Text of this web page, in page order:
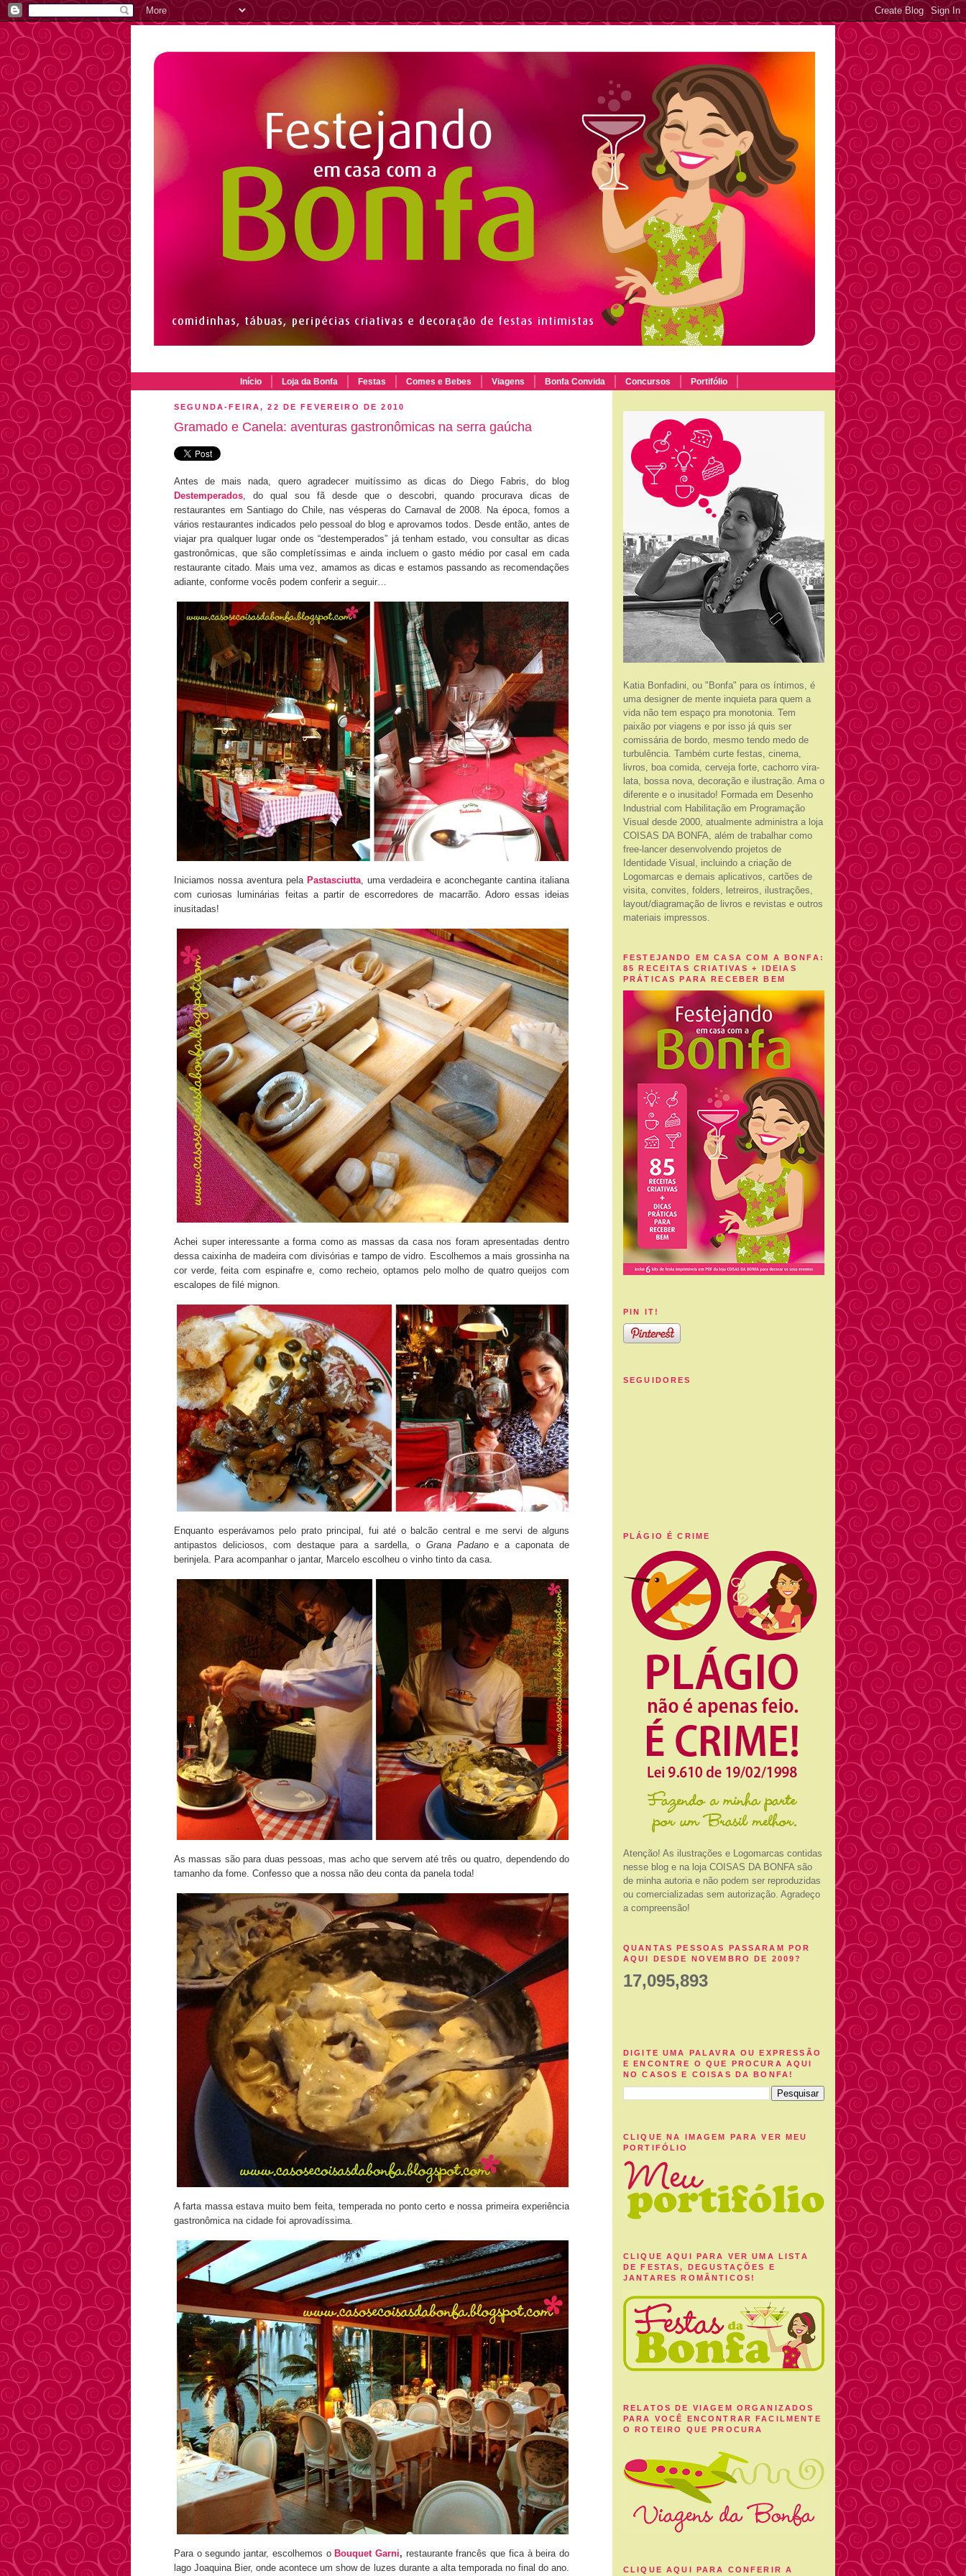
Início Loja da Bonfa Festas Comes e Bebes Viagens Bonfa Convida Concursos Portifólio
SEGUNDA-FEIRA, 22 DE FEVEREIRO DE 2010
Gramado e Canela: aventuras gastronômicas na serra gaúcha
Antes de mais nada, quero agradecer muitíssimo as dicas do Diego Fabris, do blog
Destemperados, do qual sou fã desde que o descobri, quando procurava dicas de
restaurantes em Santiago do Chile, nas vésperas do Carnaval de 2008. Na época, fomos a
vários restaurantes indicados pelo pessoal do blog e aprovamos todos. Desde então, antes de
viajar pra qualquer lugar onde os “destemperados” já tenham estado, vou consultar as dicas
gastronômicas, que são completíssimas e ainda incluem o gasto médio por casal em cada
restaurante citado. Mais uma vez, amamos as dicas e estamos passando as recomendações
adiante, conforme vocês podem conferir a seguir…
Iniciamos nossa aventura pela Pastasciutta, uma verdadeira e aconchegante cantina italiana
com curiosas luminárias feitas a partir de escorredores de macarrão. Adoro essas ideias
inusitadas!
Achei super interessante a forma como as massas da casa nos foram apresentadas dentro
dessa caixinha de madeira com divisórias e tampo de vidro. Escolhemos a mais grossinha na
cor verde, feita com espinafre e, como recheio, optamos pelo molho de quatro queijos com
escalopes de filé mignon.
Enquanto esperávamos pelo prato principal, fui até o balcão central e me servi de alguns
antipastos deliciosos, com destaque para a sardella, o Grana Padanoe a caponata de
berinjela. Para acompanhar o jantar, Marcelo escolheu o vinho tinto da casa.
As massas são para duas pessoas, mas acho que servem até três ou quatro, dependendo do
tamanho da fome. Confesso que a nossa não deu conta da panela toda!
A farta massa estava muito bem feita, temperada no ponto certo e nossa primeira experiência
gastronômica na cidade foi aprovadíssima.
Para o segundo jantar, escolhemos o Bouquet Garni, restaurante francês que fica à beira do
lago Joaquina Bier, onde acontece um show de luzes durante a alta temporada no final do ano.
Katia Bonfadini, ou "Bonfa" para os íntimos, é
uma designer de mente inquieta para quem a
vida não tem espaço pra monotonia. Tem
paixão por viagens e por isso já quis ser
comissária de bordo, mesmo tendo medo de
turbulência. Também curte festas, cinema,
livros, boa comida, cerveja forte, cachorro vira-
lata, bossa nova, decoração e ilustração. Ama o
diferente e o inusitado! Formada em Desenho
Industrial com Habilitação em Programação
Visual desde 2000, atualmente administra a loja
COISAS DA BONFA, além de trabalhar como
free-lancer desenvolvendo projetos de
Identidade Visual, incluindo a criação de
Logomarcas e demais aplicativos, cartões de
visita, convites, folders, letreiros, ilustrações,
layout/diagramação de livros e revistas e outros
materiais impressos.
FESTEJANDO EM CASA COM A BONFA:
85 RECEITAS CRIATIVAS + IDEIAS
PRÁTICAS PARA RECEBER BEM
PIN IT!
SEGUIDORES
PLÁGIO É CRIME
Atenção! As ilustrações e Logomarcas contidas
nesse blog e na loja COISAS DA BONFA são
de minha autoria e não podem ser reproduzidas
ou comercializadas sem autorização. Agradeço
a compreensão!
QUANTAS PESSOAS PASSARAM POR
AQUI DESDE NOVEMBRO DE 2009?
17,095,893
DIGITE UMA PALAVRA OU EXPRESSÃO
E ENCONTRE O QUE PROCURA AQUI
NO CASOS E COISAS DA BONFA!
CLIQUE NA IMAGEM PARA VER MEU
PORTIFÓLIO
CLIQUE AQUI PARA VER UMA LISTA
DE FESTAS, DEGUSTAÇÕES E
JANTARES ROMÂNTICOS!
RELATOS DE VIAGEM ORGANIZADOS
PARA VOCÊ ENCONTRAR FACILMENTE
O ROTEIRO QUE PROCURA
CLIQUE AQUI PARA CONFERIR A